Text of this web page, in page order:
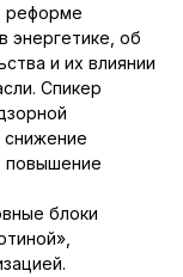
реформе
энергетике, об
и их влиянии
Спикер
снижение
повышение
блоки